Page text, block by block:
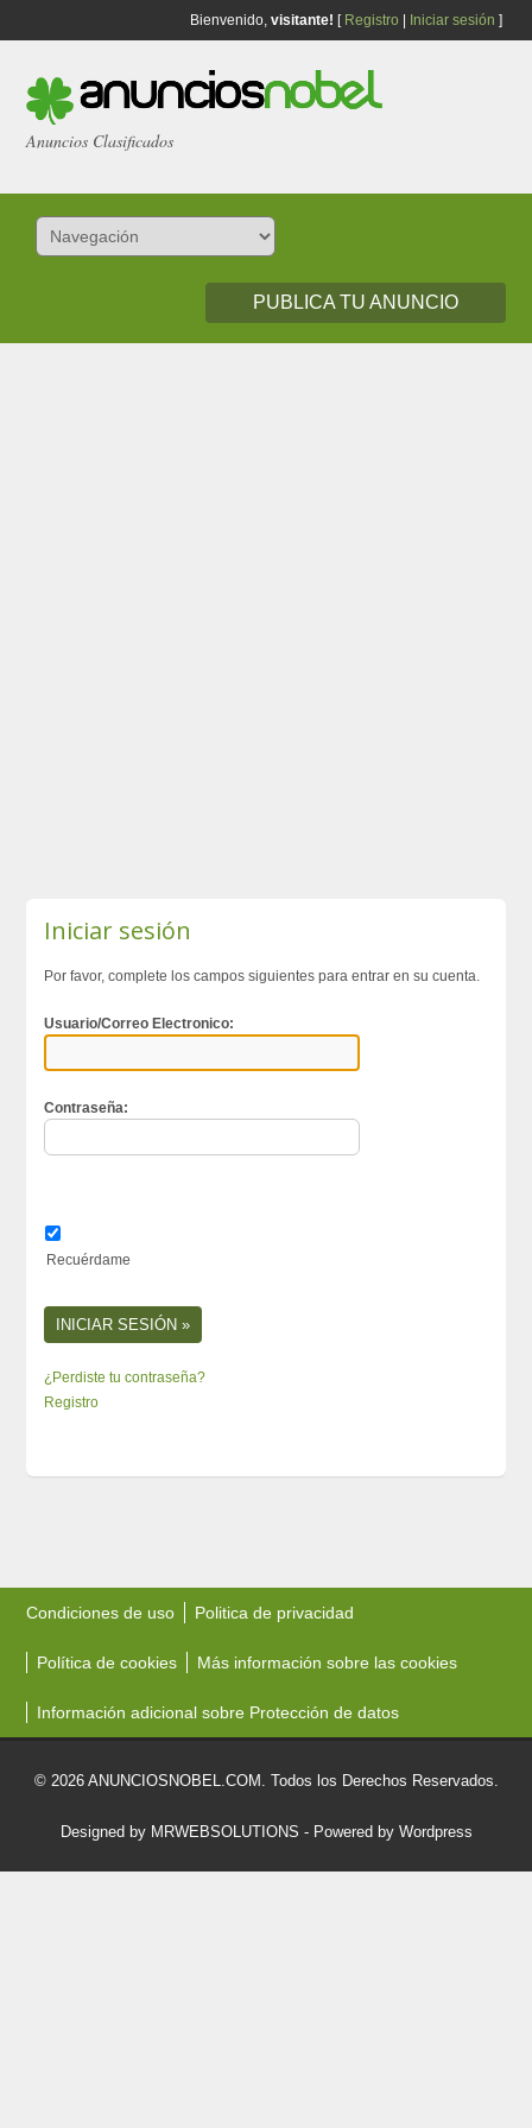
Bienvenido, visitante! [ Registro Iniciar sesión ]
Anuncios Clasificados
PUBLICA TU ANUNCIO
Iniciar sesión
Por favor, complete los campos siguientes para entrar en su cuenta.
Usuario/Correo Electronico:
Contraseña:
Recuérdame
¿Perdiste tu contraseña?
Registro
Condiciones de uso Politica de privacidad
Política de cookies Más información sobre las cookies
Información adicional sobre Protección de datos
© 2026 ANUNCIOSNOBEL.COM. Todos los Derechos Reservados.
Designed by MRWEBSOLUTIONS - Powered by Wordpress